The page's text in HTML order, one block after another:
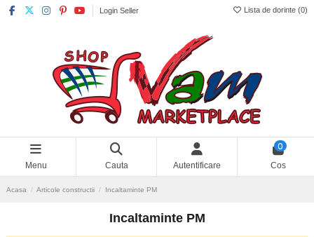
Login Seller Lista de dorinte (0)
Menu Cauta Autentificare
0
Cos
Acasa Articole constructii Incaltaminte PM
Incaltaminte PM